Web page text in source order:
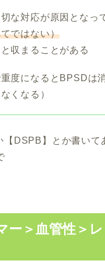
な対応が原因となっ
ではない）
収まることがある
度になるとBPSDは
くなる）
DSPB】とか書いて
ー＞血管性＞レ